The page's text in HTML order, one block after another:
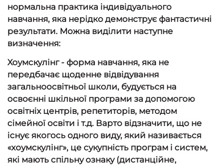
нормальна практика індивідуального
навчання, яка нерідко демонструє фантастичні
результати. Можна виділити наступне
визначення:
Хоумскулінг - форма навчання, яка не
передбачає щоденне відвідування
загальноосвітньої школи, будується на
освоєнні шкільної програми за допомогою
освітніх центрів, репетиторів, методом
сімейної освіти і т.д. Варто відзначити, що не
існує якогось одного виду, який називається
«хоумскулінг», це сукупність програм і систем,
які мають спільну ознаку (дистанційне,